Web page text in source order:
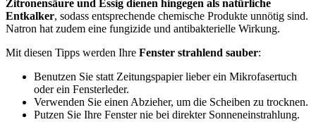
Zitronensäure und Essig dienen hingegen als natürliche
Entkalker, sodass entsprechende chemische Produkte unnötig sind.
Natron hat zudem eine fungizide und antibakterielle Wirkung.
Mit diesen Tipps werden Ihre Fenster strahlend sauber:
Benutzen Sie statt Zeitungspapier lieber ein Mikrofasertuch
oder ein Fensterleder.
Verwenden Sie einen Abzieher, um die Scheiben zu trocknen.
Putzen Sie Ihre Fenster nie bei direkter Sonneneinstrahlung.